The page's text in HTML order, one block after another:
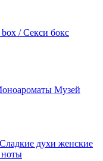
box / Секси бокс
Музей
Сладкие духи женские
ноты